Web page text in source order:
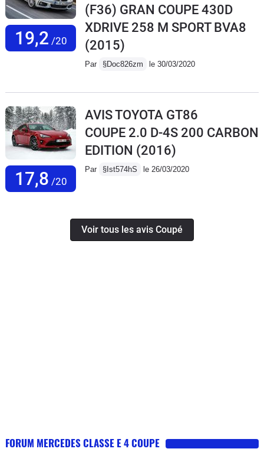
19,2 /20
(F36) GRAN COUPE 430D
XDRIVE 258 M SPORT BVA8
(2015)
Par §Doc826zm le 30/03/2020
17,8 /20
AVIS TOYOTA GT86
COUPE 2.0 D-4S 200 CARBON
EDITION (2016)
Par §Ist574hS le 26/03/2020
Voir tous les avis Coupé
FORUM MERCEDES CLASSE E 4 COUPE